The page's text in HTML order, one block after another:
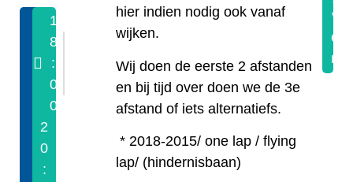
1
4
/
0
6
1
8
:
0
0
2
0
:
hier indien nodig ook vanaf
wijken.
Wij doen de eerste 2 afstanden
en bij tijd over doen we de 3e
afstand of iets alternatiefs.
* 2018-2015/ one lap / flying
lap/ (hindernisbaan)
v
e
n